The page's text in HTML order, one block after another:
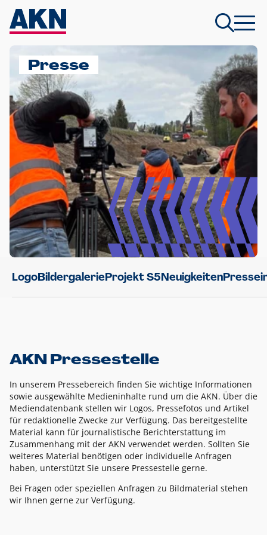
Presse
LogoBildergalerieProjekt S5Neuigkeiten
AKN Pressestelle
In unserem Pressebereich finden Sie wichtige Informationen
sowie ausgewählte Medieninhalte rund um die AKN. Über die
Mediendatenbank stellen wir Logos, Pressefotos und Artikel
für redaktionelle Zwecke zur Verfügung. Das bereitgestellte
Material kann für journalistische Berichterstattung im
Zusammenhang mit der AKN verwendet werden. Sollten Sie
weiteres Material benötigen oder individuelle Anfragen
haben, unterstützt Sie unsere Pressestelle gerne.
Bei Fragen oder speziellen Anfragen zu Bildmaterial stehen
wir Ihnen gerne zur Verfügung.